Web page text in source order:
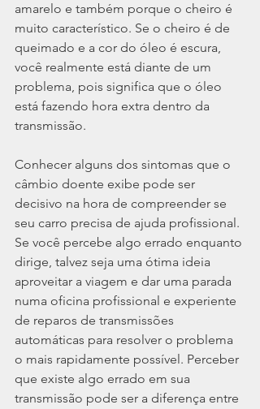
amarelo e também porque o cheiro é
muito característico. Se o cheiro é de
queimado e a cor do óleo é escura,
você realmente está diante de um
problema, pois significa que o óleo
está fazendo hora extra dentro da
transmissão.
Conhecer alguns dos sintomas que o
câmbio doente exibe pode ser
decisivo na hora de compreender se
seu carro precisa de ajuda profissional.
Se você percebe algo errado enquanto
dirige, talvez seja uma ótima ideia
aproveitar a viagem e dar uma parada
numa oficina profissional e experiente
de reparos de transmissões
automáticas para resolver o problema
o mais rapidamente possível. Perceber
que existe algo errado em sua
transmissão pode ser a diferença entre